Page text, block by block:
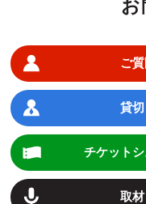
お
ご
貸
チケット
取